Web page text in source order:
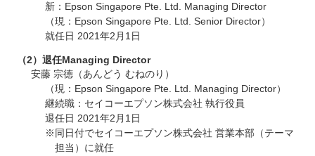
新：Epson Singapore Pte. Ltd. Managing Director
（現：Epson Singapore Pte. Ltd. Senior Director）
就任日 2021年2月1日
（2）退任Managing Director
安藤 宗德（あんどう むねのり）
（現：Epson Singapore Pte. Ltd. Managing Director）
継続職：セイコーエプソン株式会社 執行役員
退任日 2021年2月1日
※同日付でセイコーエプソン株式会社 営業本部（テーマ
担当）に就任